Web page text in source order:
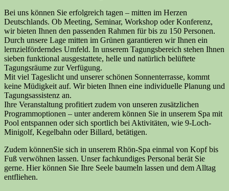
Bei uns können Sie erfolgreich tagen – mitten im Herzen
Deutschlands. Ob Meeting, Seminar, Workshop oder Konferenz,
wir bieten Ihnen den passenden Rahmen für bis zu 150 Personen.
Durch unsere Lage mitten im Grünen garantieren wir Ihnen ein
lernzielförderndes Umfeld. In unserem Tagungsbereich stehen Ihnen
sieben funktional ausgestattete, helle und natürlich belüftete
Tagungsräume zur Verfügung.
Mit viel Tageslicht und unserer schönen Sonnenterrasse, kommt
keine Müdigkeit auf. Wir bieten Ihnen eine individuelle Planung und
Tagungsassistenz an.
Ihre Veranstaltung profitiert zudem von unseren zusätzlichen
Programmoptionen – unter anderem können Sie in unserem Spa mit
Pool entspannen oder sich sportlich bei Aktivitäten, wie 9-Loch-
Minigolf, Kegelbahn oder Billard, betätigen.
Zudem könnenSie sich in unserem Rhön-Spa einmal von Kopf bis
Fuß verwöhnen lassen. Unser fachkundiges Personal berät Sie
gerne. Hier können Sie Ihre Seele baumeln lassen und dem Alltag
entfliehen.